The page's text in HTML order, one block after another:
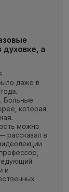
духовке, а
даже в
Больные
которая
можно
рассказал в
и